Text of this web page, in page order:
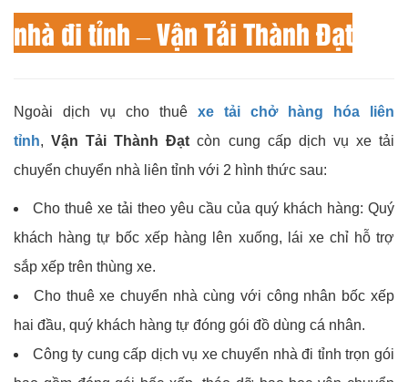
nhà đi tỉnh – Vận Tải Thành Đạt
Ngoài dịch vụ cho thuê xe tải chở hàng hóa liên
tỉnh,Vận Tải Thành Đạtcòn cung cấp dịch vụ xe tải
chuyển chuyển nhà liên tỉnh với 2 hình thức sau:
Cho thuê xe tải theo yêu cầu của quý khách hàng: Quý
khách hàng tự bốc xếp hàng lên xuống, lái xe chỉ hỗ trợ
sắp xếp trên thùng xe.
Cho thuê xe chuyển nhà cùng với công nhân bốc xếp
hai đầu, quý khách hàng tự đóng gói đồ dùng cá nhân.
Công ty cung cấp dịch vụ xe chuyển nhà đi tỉnh trọn gói